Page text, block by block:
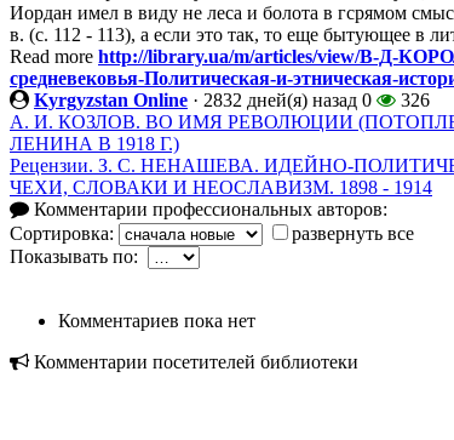
Иордан имел в виду не леса и болота в гсрямом
в. (с. 112 - 113), а если это так, то еще бытующее в
Read more http://library.ua/m/articles/view/В-Д-
средневековья-Политическая-и-этническая-
Kyrgyzstan Online · 2832 дней(я) назад 0
326
А. И. КОЗЛОВ. ВО ИМЯ РЕВОЛЮЦИИ
ЛЕНИНА В 1918 Г.)
Рецензии. З. С. НЕНАШЕВА. ИДЕЙНО-
ЧЕХИ, СЛОВАКИ И НЕОСЛАВИЗМ. 1898 - 1914
Комментарии профессиональных авторов:
Сортировка:
развернуть все
Показывать по:
Комментариев пока нет
Комментарии посетителей библиотеки